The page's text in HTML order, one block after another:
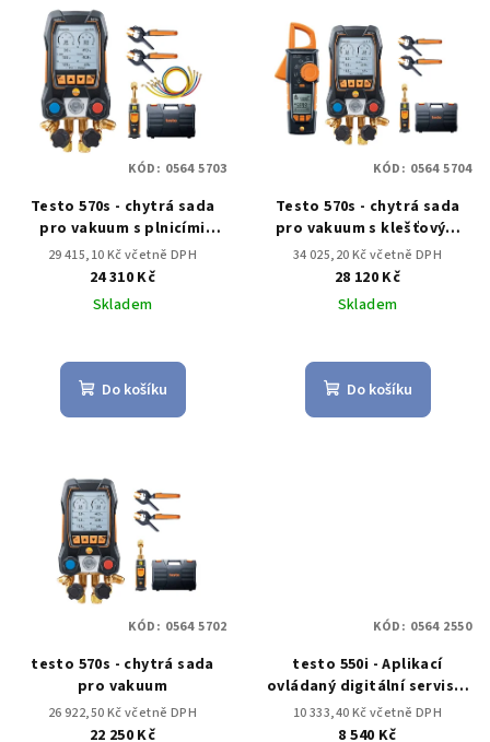
Testo 570s - chytrá sada
pro vakuum s plnicími
hadicemi
29 415,10 Kč včetně DPH
24 310 Kč
Skladem
Do košíku
KÓD: 0564 5703
Testo 570s - chytrá sada
pro vakuum s klešťovým
multimetrem
34 025,20 Kč včetně DPH
28 120 Kč
Skladem
Do košíku
KÓD: 0564 5704
testo 570s - chytrá sada
pro vakuum
26 922,50 Kč včetně DPH
22 250 Kč
KÓD: 0564 5702
testo 550i - Aplikací
ovládaný digitální servisní
přístroj s Bluetooth a
2cestným blokem ventilů
10 333,40 Kč včetně DPH
8 540 Kč
KÓD: 0564 2550